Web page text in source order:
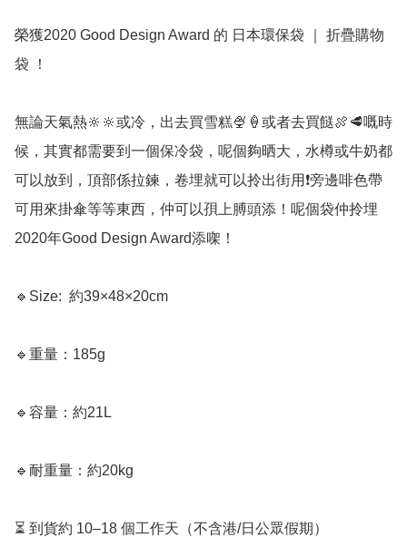
榮獲2020 Good Design Award 的 日本環保袋 ｜ 折疊購物
袋 ！
無論天氣熱🔆🔆或冷，出去買雪糕🍨🍦或者去買餸🍖🥩嘅時
候，其實都需要到一個保冷袋，呢個夠晒大，水樽或牛奶都
可以放到，頂部係拉鍊，卷埋就可以拎出街用❗️旁邊啡色帶
可用來掛傘等等東西，仲可以孭上膊頭添！呢個袋仲拎埋
2020年Good Design Award添㗎！
🔹Size:  約39×48×20cm
🔹重量：185g
🔹容量：約21L
🔹耐重量：約20kg
⏳ 到貨約 10–18 個工作天（不含港/日公眾假期）